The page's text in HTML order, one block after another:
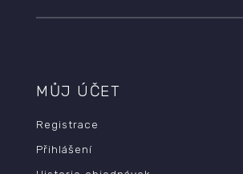
MŮJ ÚČET
Registrace
Přihlášení